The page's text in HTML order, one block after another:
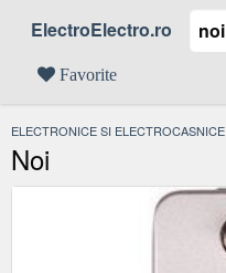
ElectroElectro.ro
Favorite
ELECTRONICE SI ELECTROCASNICE
Noi